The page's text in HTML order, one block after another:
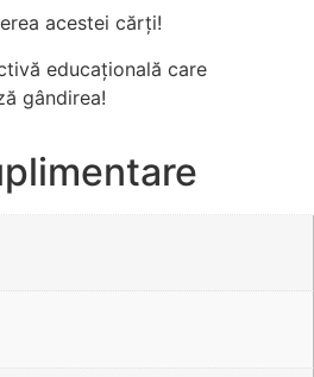
acestei cărţi!
educațională care
gândirea!